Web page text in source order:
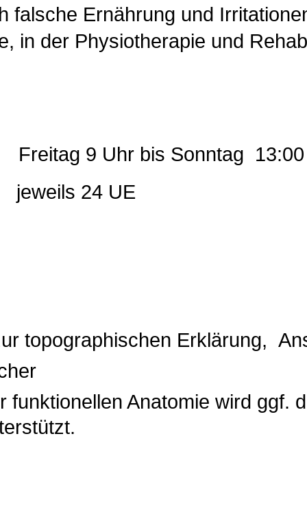
falsche Ernährung und
in der Physiotherapie und
Freitag 9 Uhr bis
24 UE
topographischen Erklärung,
funktionellen Anatomie wird ggf.